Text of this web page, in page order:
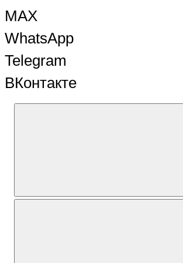
MAX
WhatsApp
Telegram
ВКонтакте